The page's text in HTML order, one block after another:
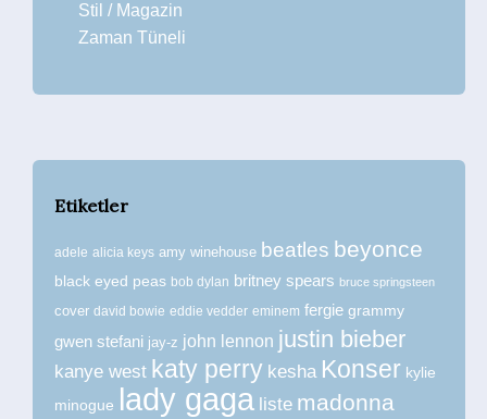
Stil / Magazin
Zaman Tüneli
Etiketler
adele alicia keys amy winehouse beatles beyonce
black eyed peas bob dylan britney spears bruce springsteen
cover david bowie eddie vedder eminem fergie grammy
gwen stefani jay-z john lennon justin bieber
kanye west katy perry kesha Konser kylie
minogue lady gaga liste madonna